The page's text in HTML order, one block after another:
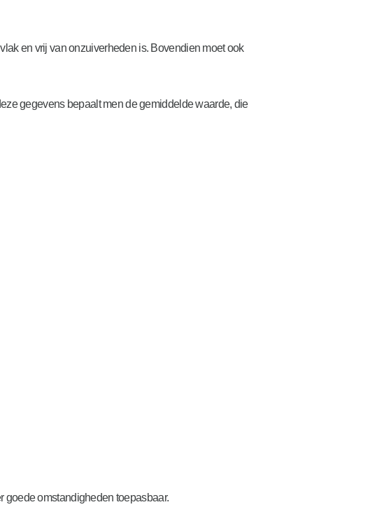
en vrij van onzuiverheden is. Bovendien moet ook
gegevens bepaalt men de gemiddelde waarde, die
goede omstandigheden toepasbaar.